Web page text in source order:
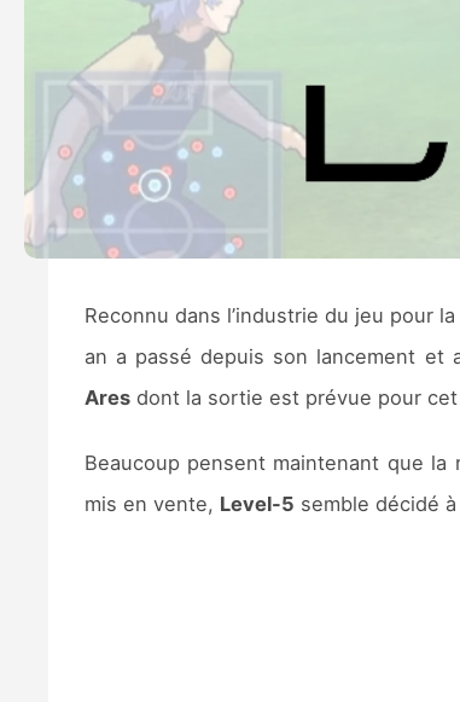
Reconnu dans l’industrie du jeu pour
an a passé depuis son lancement et
Aresdont la sortie est prévue pour
Beaucoup pensent maintenant que
mis en vente, Level-5 semble décidé